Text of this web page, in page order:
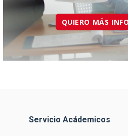
QUIERO MÁS
Servicio Acádemicos